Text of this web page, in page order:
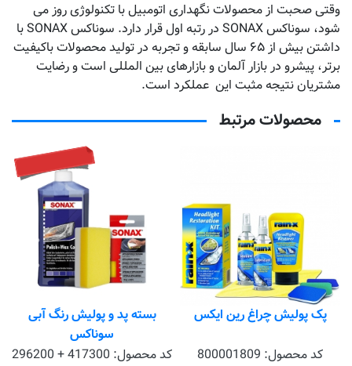
وقتی صحبت از محصولات نگهداری اتومبیل با تکنولوژی روز می
شود، سوناکس SONAX در رتبه اول قرار دارد. سوناکس SONAX با
داشتن بیش از ۶۵ سال سابقه و تجربه در تولید محصولات باکیفیت
برتر، پیشرو در بازار آلمان و بازارهای بین المللی است و رضایت
مشتریان نتیجه مثبت این عملکرد است.
محصولات مرتبط
پک پولیش چراغ رین ایکس
کد محصول: 800001809
تماس بگیرید
بسته پد و پولیش رنگ آبی
سوناکس
کد محصول: 296200 + 417300